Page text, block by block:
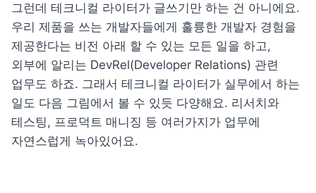
그런데 테크니컬 라이터가 글쓰기만 하는 건 아니에요.
우리 제품을 쓰는 개발자들에게 훌륭한 개발자 경험을
제공한다는 비전 아래 할 수 있는 모든 일을 하고,
외부에 알리는 DevRel(Developer Relations) 관련
업무도 하죠. 그래서 테크니컬 라이터가 실무에서 하는
일도 다음 그림에서 볼 수 있듯 다양해요. 리서치와
테스팅, 프로덕트 매니징 등 여러가지가 업무에
자연스럽게 녹아있어요.